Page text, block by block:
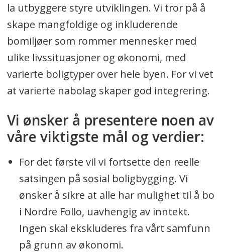
la utbyggere styre utviklingen. Vi tror på å
skape mangfoldige og inkluderende
bomiljøer som rommer mennesker med
ulike livssituasjoner og økonomi, med
varierte boligtyper over hele byen. For vi vet
at varierte nabolag skaper god integrering.
Vi ønsker å presentere noen av
våre viktigste mål og verdier:
For det første vil vi fortsette den reelle
satsingen på sosial boligbygging. Vi
ønsker å sikre at alle har mulighet til å bo
i Nordre Follo, uavhengig av inntekt.
Ingen skal ekskluderes fra vårt samfunn
på grunn av økonomi.